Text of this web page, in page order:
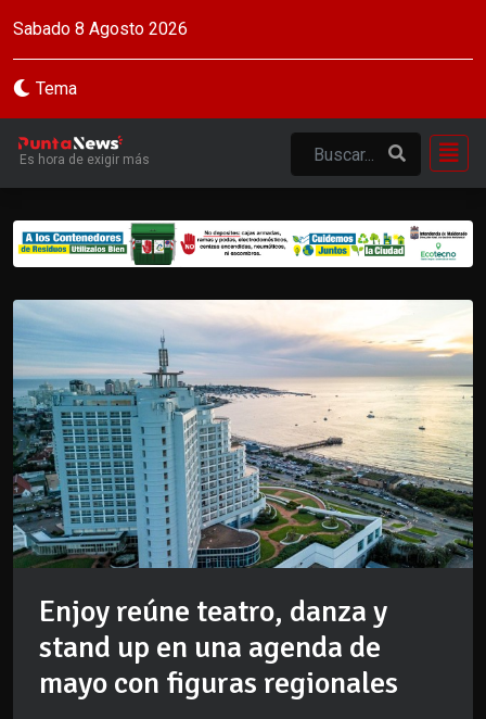
Sabado 8 Agosto 2026
Tema
Es hora de exigir más
Enjoy reúne teatro, danza y
stand up en una agenda de
mayo con figuras regionales